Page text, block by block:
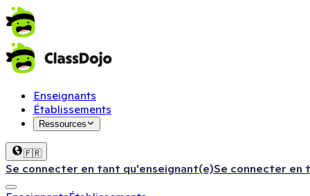
Enseignants
Établissements
Ressources
🇫🇷
Se connecter en tant qu'enseignant(e)Se connecter en